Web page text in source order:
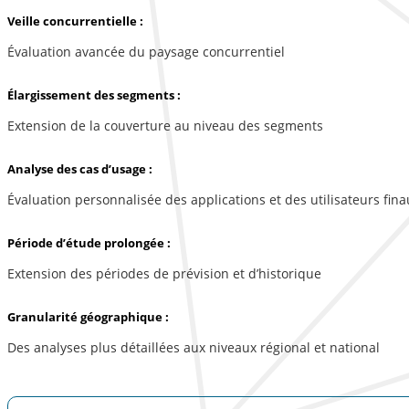
Veille concurrentielle :
Évaluation avancée du paysage concurrentiel
Élargissement des segments :
Extension de la couverture au niveau des segments
Analyse des cas d’usage :
Évaluation personnalisée des applications et des utilisateurs
Période d’étude prolongée :
Extension des périodes de prévision et d’historique
Granularité géographique :
Des analyses plus détaillées aux niveaux régional et national